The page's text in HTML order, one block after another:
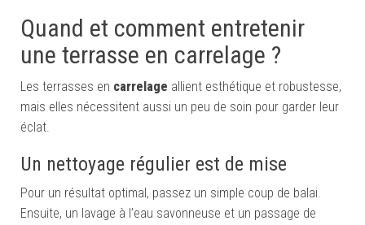
Quand et comment entretenir
une terrasse en carrelage ?
Les terrasses en carrelage allient esthétique et robustesse,
mais elles nécessitent aussi un peu de soin pour garder leur
éclat.
Un nettoyage régulier est de mise
Pour un résultat optimal, passez un simple coup de balai.
Ensuite, un lavage à l’eau savonneuse et un passage de